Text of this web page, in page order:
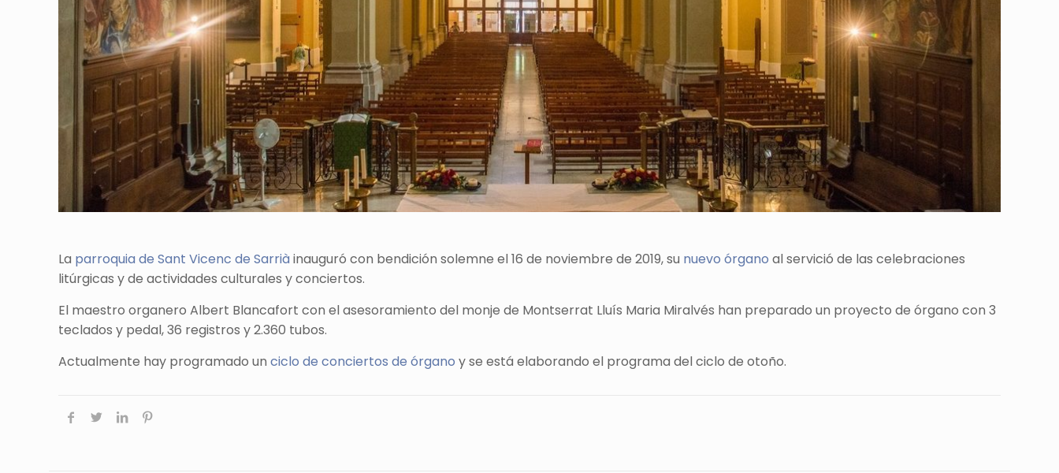
La parroquia de Sant Vicenc de Sarrià inauguró con bendición solemne el 16 de noviembre de 2019, su nuevo órgano al servició de las celebraciones
litúrgicas y de actividades culturales y conciertos.
El maestro organero Albert Blancafort con el asesoramiento del monje de Montserrat Lluís Maria Miralvés han preparado un proyecto de órgano con 3
teclados y pedal, 36 registros y 2.360 tubos.
Actualmente hay programado unciclo de conciertos de órgano y se está elaborando el programa del ciclo de otoño.